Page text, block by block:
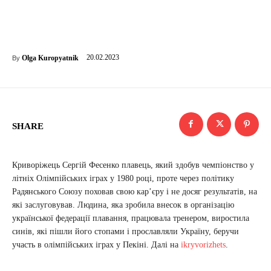
By Olga Kuropyatnik 20.02.2023
SHARE
Криворіжець Сергій Фесенко плавець, який здобув чемпіонство у
літніх Олімпійських іграх у 1980 році, проте через політику
Радянського Союзу поховав свою кар’єру і не досяг результатів, на
які заслуговував. Людина, яка зробила внесок в організацію
української федерації плавання, працювала тренером, виростила
синів, які пішли його стопами і прославляли Україну, беручи
участь в олімпійських іграх у Пекіні. Далі на ikryvorizhets